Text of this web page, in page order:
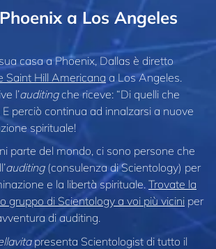
a Los Angeles
casa a Phoenix, Dallas è diretto
Saint Hill Americana a Los Angeles.
l’auditingche riceve: “Di quelli che
E perciò continua ad innalzarsi a nuove
spirituale!
parte del mondo, ci sono persone che
auditing(consulenza di Scientology) per
e la libertà spirituale. Trovate la
gruppo di Scientology a voi più vicini per
di auditing.
presenta Scientologist di tutto il